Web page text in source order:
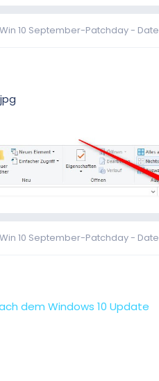
Win 10 September-Patchday -
Win 10 September-Patchday -
dem Windows 10 Update